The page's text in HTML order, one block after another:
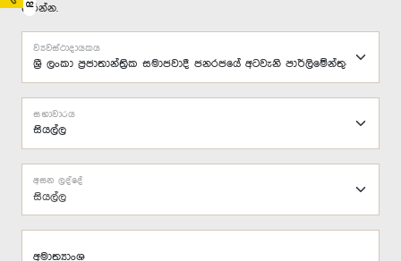
02
කරන්න.
ව්‍යවස්ථාදායකය
සභාවාරය
සියල්ල
අසන ලද්දේ
අමාත්‍යාංශ